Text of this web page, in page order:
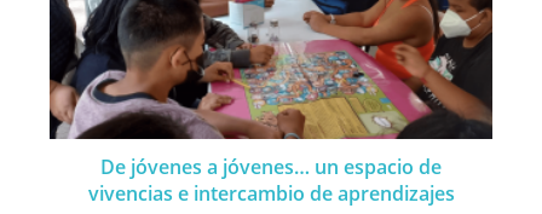
De jóvenes a jóvenes… un espacio de
vivencias e intercambio de aprendizajes